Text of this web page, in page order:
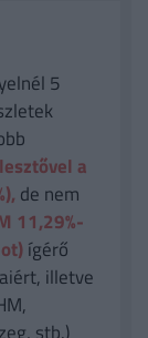
5
a
de nem
11,29%-
ígérő
illetve
stb.)